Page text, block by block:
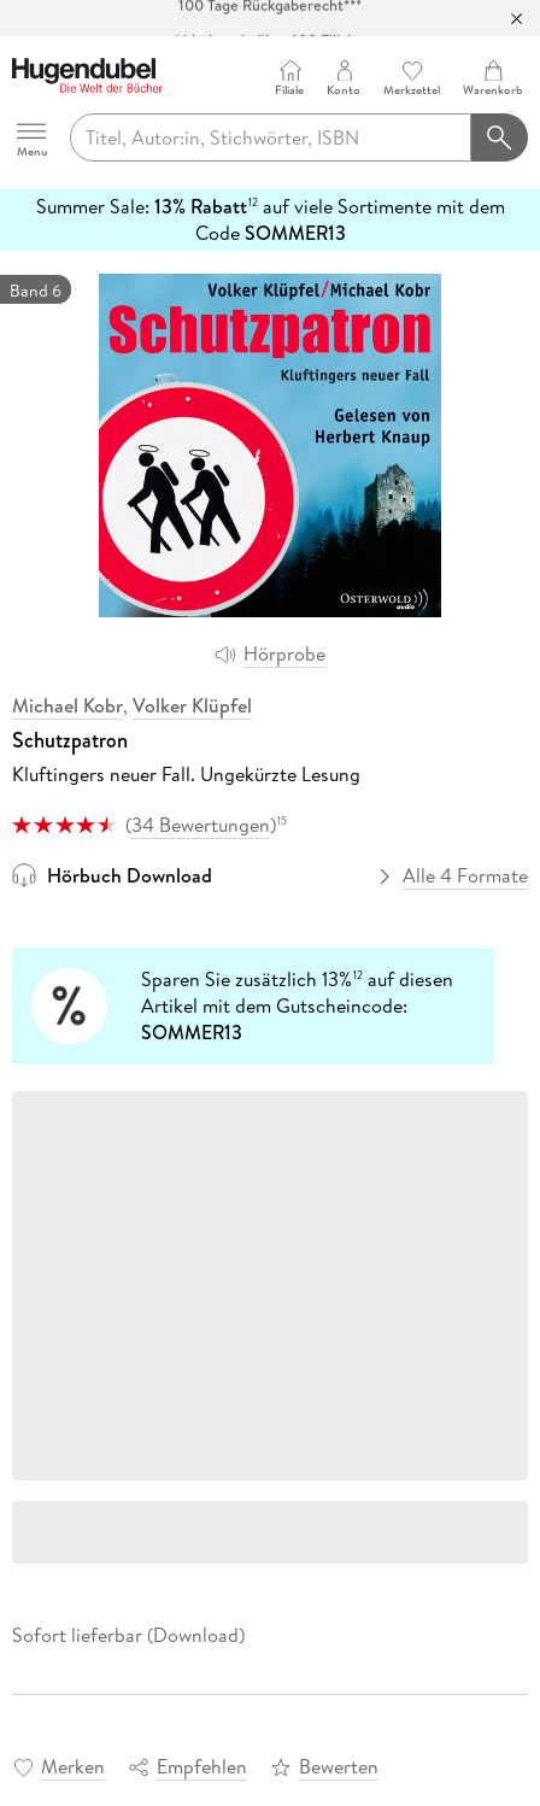
Abholung in über 100 Filialen
Hugendubel
Menu
Filiale Konto Merkzettel Warenkorb
Summer Sale: 13% Rabatt12auf viele Sortimente mit dem
CodeSOMMER13
erfahren
Hörprobe
Band 6
Michael Kobr, Volker Klüpfel
Schutzpatron
Kluftingers neuer Fall. Ungekürzte Lesung
(34 Bewertungen)15
Hörbuch Download Alle 4 Formate
Sparen Sie zusätzlich 13%12 auf diesen
Artikel mit dem Gutscheincode:
SOMMER13
Sofort lieferbar (Download)
Merken Empfehlen Bewerten